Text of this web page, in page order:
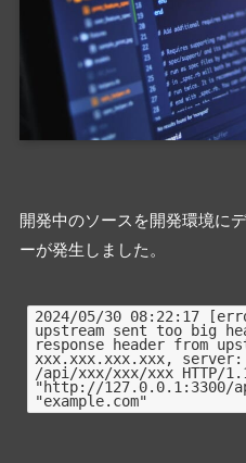
開発中のソースを開発環境に
ーが発生しました。
2024/05/30 08:22:17
upstream sent too big
response header from
xxx.xxx.xxx.xxx, server:
/api/xxx/xxx/xxx HTTP/
"http://127.0.0.1:3300/
"example.com"